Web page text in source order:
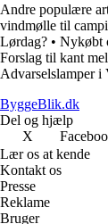
Andre populære
vindmølle til
Lørdag? • Nykøbt
Forslag til kant
Advarselslamper i
ByggeBlik.dk
Del og hjælp
X
Lær os at kende
Kontakt os
Presse
Reklame
Bruger